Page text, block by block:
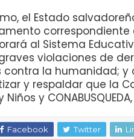
el Estado
correspondiente
al Sistema
violaciones de
contra la humanidad;
y respaldar que la
Niños y
Facebook Twitter